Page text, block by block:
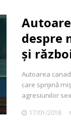
despre
și
Autoarea
care sprijină
agresiunilor
17/01/2018